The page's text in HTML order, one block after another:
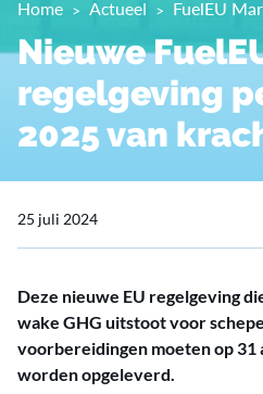
Home Actueel FuelEU
Nieuwe
regelgeving
2025 van
25 juli 2024
Deze nieuwe EU regelgeving
wake GHG uitstoot voor
voorbereidingen moeten op 31
worden opgeleverd.